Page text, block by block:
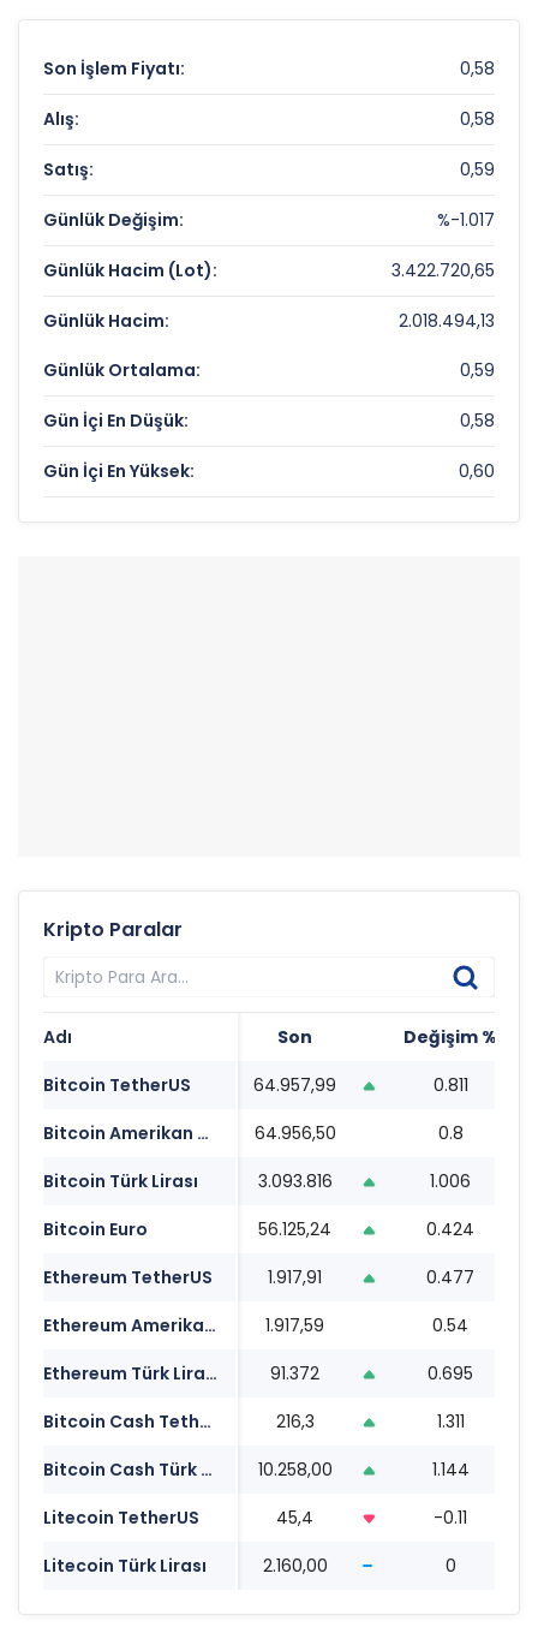
Son İşlem Fiyatı: 0,58
Alış: 0,58
Satış: 0,59
Günlük Değişim: %-1.017
Günlük Hacim (Lot): 3.422.720,65
Günlük Hacim: 2.018.494,13
Günlük Ortalama: 0,59
Gün İçi En Düşük: 0,58
Gün İçi En Yüksek: 0,60
Kripto Paralar
Adı Son Değişim %
Bitcoin TetherUS
64.957,99 0.811
Bitcoin Amerikan Doları
64.956,50 0.8
Bitcoin Türk Lirası
3.093.816 1.006
Bitcoin Euro
56.125,24 0.424
Ethereum TetherUS
1.917,91 0.477
Ethereum Amerikan Doları
1.917,59 0.54
Ethereum Türk Lirası
91.372 0.695
Bitcoin Cash TetherUS
216,3 1.311
Bitcoin Cash Türk Lirası
10.258,00 1.144
Litecoin TetherUS
45,4 -0.11
Litecoin Türk Lirası
2.160,00 0